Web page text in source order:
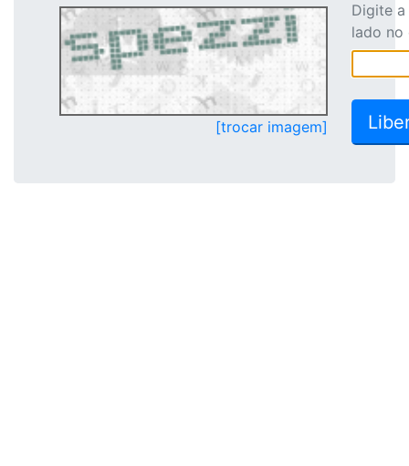
[trocar imagem]
Digite
lado no